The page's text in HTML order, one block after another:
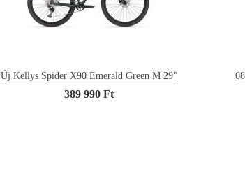
Új Kellys Spider X90 Emerald Green M 29"
389 990 Ft